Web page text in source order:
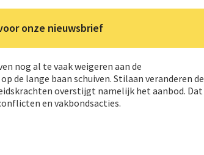
onze nieuwsbrief
nog al te vaak weigeren aan de
de lange baan schuiven. Stilaan veranderen de
overstijgt namelijk het aanbod. Dat
en vakbondsacties.